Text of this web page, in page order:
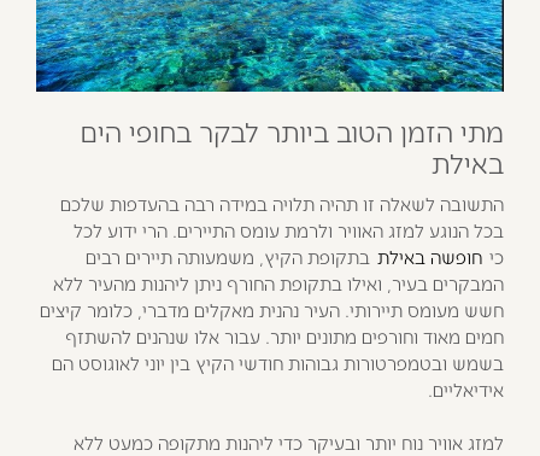
מתי הזמן הטוב ביותר לבקר בחופי הים
באילת
התשובה לשאלה זו תהיה תלויה במידה רבה בהעדפות שלכם
בכל הנוגע למזג האוויר ולרמת עומס התיירים. הרי ידוע לכל
כי חופשה באילת בתקופת הקיץ, משמעותה תיירים רבים
המבקרים בעיר, ואילו בתקופת החורף ניתן ליהנות מהעיר ללא
חשש מעומס תיירותי. העיר נהנית מאקלים מדברי, כלומר קיצים
חמים מאוד וחורפים מתונים יותר. עבור אלו שנהנים להשתזף
בשמש ובטמפרטורות גבוהות חודשי הקיץ בין יוני לאוגוסט הם
אידיאליים.
למזג אוויר נוח יותר ובעיקר כדי ליהנות מתקופה כמעט ללא